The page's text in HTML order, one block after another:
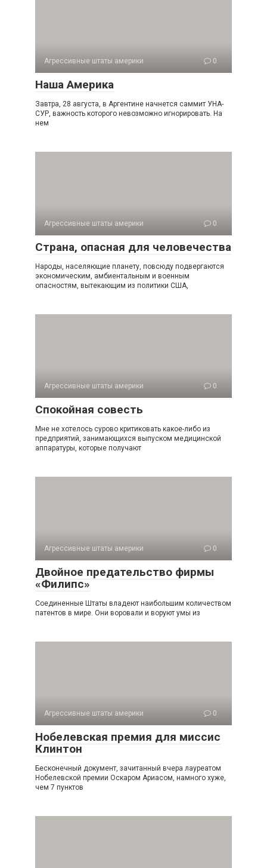
Агрессивные штаты америки 0
Наша Америка
Завтра, 28 августа, в Аргентине начнется саммит УНА-
СУР, важность которого невозможно игнорировать. На
нем
Агрессивные штаты америки 0
Страна, опасная для человечества
Народы, населяющие планету, повсюду подвергаются
экономическим, амбиентальным и военным
опасностям, вытекающим из политики США,
Агрессивные штаты америки 0
Спокойная совесть
Мне не хотелось сурово критиковать какое-либо из
предприятий, занимающихся выпуском медицинской
ап­паратуры, которые получают
Агрессивные штаты америки 0
Двойное предательство фирмы
«Филипс»
Соединенные Штаты владеют наибольшим количест­вом
патентов в мире. Они воровали и воруют умы из
Агрессивные штаты америки 0
Нобелевская премия для миссис
Клинтон
Бесконечный документ, зачитанный вчера лауреатом
Нобелевской премии Оскаром Ариасом, намного хуже,
чем 7 пунктов